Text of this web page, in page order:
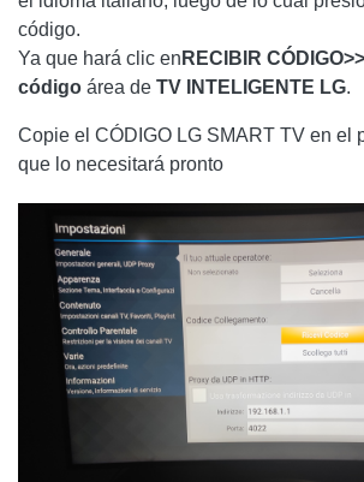
código.
Ya que hará clic en RECIBIR CÓDIGO>>
código área de TV INTELIGENTE LG.
Copie el CÓDIGO LG SMART TV en el
que lo necesitará pronto